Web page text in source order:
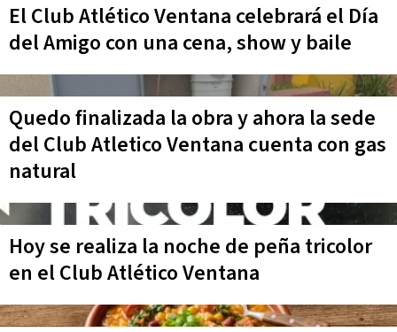
El Club Atlético Ventana celebrará el Día
del Amigo con una cena, show y baile
Quedo finalizada la obra y ahora la sede
del Club Atletico Ventana cuenta con gas
natural
Hoy se realiza la noche de peña tricolor
en el Club Atlético Ventana